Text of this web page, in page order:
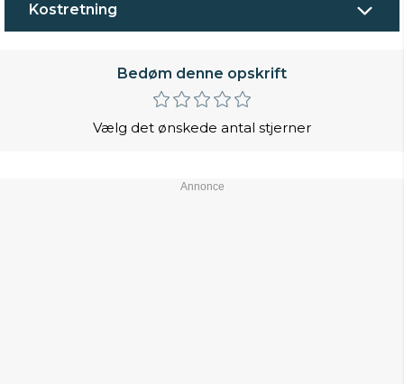
Kostretning
Bedøm denne opskrift
Vælg det ønskede antal stjerner